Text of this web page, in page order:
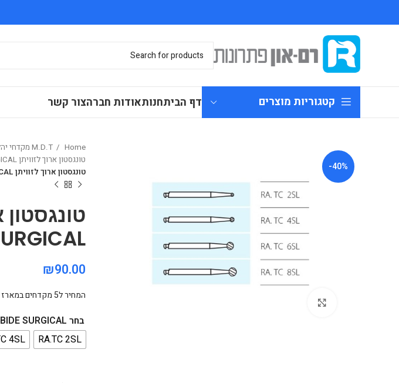
קטגוריות מוצרים דף הביתחנותאודות חברהצור קשר
-40%
Home M.D.T מקדחי יהלום וכלים רוטורים
טונגסטון ארוך לזוויתן RA CARBIDE SURGICAL
טונגסטון ארוך לזוויתן RA CARBIDE SURGICAL
₪
המחיר ל5 מקדחים במארז
בחר RA CARBIDE SURGICAL
RA.TC 2SL
4SL